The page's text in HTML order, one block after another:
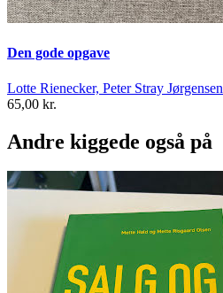
Den gode opgave
Lotte Rienecker, Peter Stray Jørgensen
65,00 kr.
Andre kiggede også på